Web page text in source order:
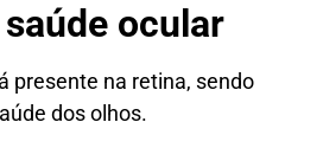
ocular
presente na retina, sendo
dos olhos.